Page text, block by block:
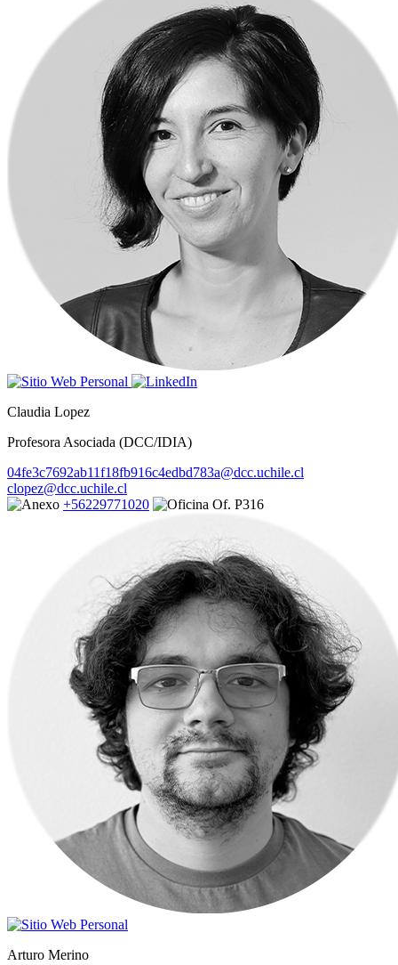
Claudia Lopez
Profesora Asociada (DCC/IDIA)
04fe3c7692ab11f18fb916c4edbd783a@dcc.uchile.cl
clopez@dcc.uchile.cl
+56229771020
Of. P316
Arturo Merino